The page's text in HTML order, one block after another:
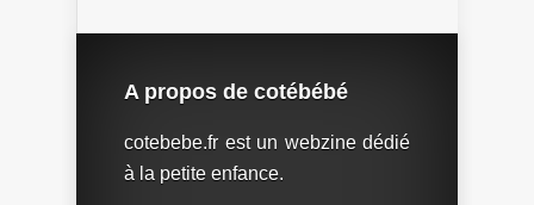
A propos de cotébébé
cotebebe.fr est un webzine dédié
à la petite enfance.